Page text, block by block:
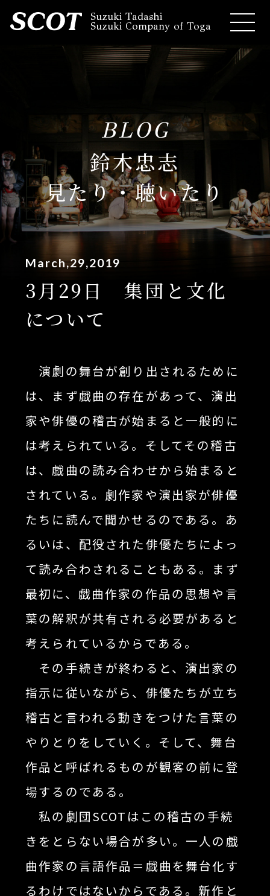
Suzuki Tadashi
Suzuki Company of Toga
BLOG
鈴木忠志
見たり・聴いたり
March,29,2019
3月29日 集団と文化
について
演劇の舞台が創り出されるために
は、まず戯曲の存在があって、演出
家や俳優の稽古が始まると一般的に
は考えられている。そしてその稽古
は、戯曲の読み合わせから始まると
されている。劇作家や演出家が俳優
たちに読んで聞かせるのである。あ
るいは、配役された俳優たちによっ
て読み合わされることもある。まず
最初に、戯曲作家の作品の思想や言
葉の解釈が共有される必要があると
考えられているからである。
その手続きが終わると、演出家の
指示に従いながら、俳優たちが立ち
稽古と言われる動きをつけた言葉の
やりとりをしていく。そして、舞台
作品と呼ばれるものが観客の前に登
場するのである。
私の劇団SCOTはこの稽古の手続
きをとらない場合が多い。一人の戯
曲作家の言語作品＝戯曲を舞台化す
るわけではないからである。新作と